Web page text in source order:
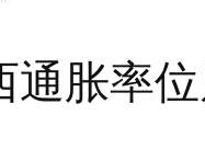
胀率